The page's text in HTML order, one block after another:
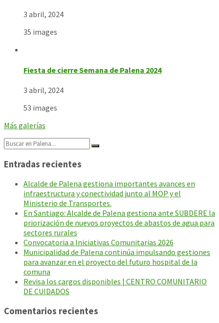
3 abril, 2024
35 images
Fiesta de cierre Semana de Palena 2024
3 abril, 2024
53 images
Más galerías
Search:
Entradas recientes
Alcalde de Palena gestiona importantes avances en
infraestructura y conectividad junto al MOP y el
Ministerio de Transportes.
En Santiago: Alcalde de Palena gestiona ante SUBDERE la
priorización de nuevos proyectos de abastos de agua para
sectores rurales
Convocatoria a Iniciativas Comunitarias 2026
Municipalidad de Palena continúa impulsando gestiones
para avanzar en el proyecto del futuro hospital de la
comuna
Revisa los cargos disponibles | CENTRO COMUNITARIO
DE CUIDADOS
Comentarios recientes